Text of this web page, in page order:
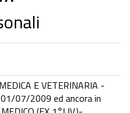
E VETERINARIA -
07/2009 ed ancora in